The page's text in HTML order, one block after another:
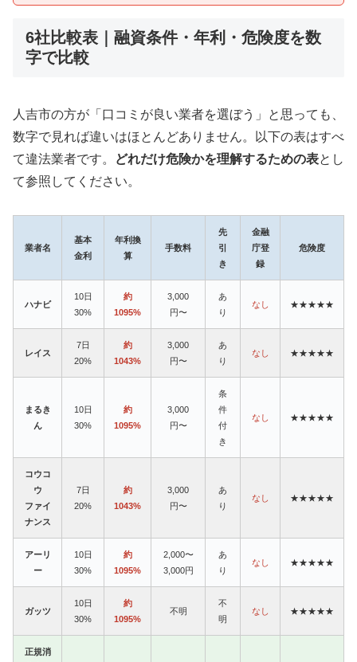
6社比較表｜融資条件・年利・危険度を数
字で比較
人吉市の方が「口コミが良い業者を選ぼう」と思っても、
数字で見れば違いはほとんどありません。以下の表はすべ
て違法業者です。
どれだけ危険かを理解するための表とし
て参照してください。
業者名
基本
金利
年利換
算
手数料
先
引
き
金融
庁登
録
危険度
ハナビ
10日
30%
約
1095%
3,000
円〜
あ
り
なし ★★★★★
レイス
7日
20%
約
1043%
3,000
円〜
あ
り
なし ★★★★★
まるき
ん
10日
30%
約
1095%
3,000
円〜
条
件
付
き
なし ★★★★★
コウコ
ウ
ファイ
ナンス
7日
20%
約
1043%
3,000
円〜
あ
り
なし ★★★★★
アーリ
ー
10日
30%
約
1095%
2,000〜
3,000円
あ
り
なし ★★★★★
ガッツ
10日
30%
約
1095%
不明
不
明
なし ★★★★★
正規消